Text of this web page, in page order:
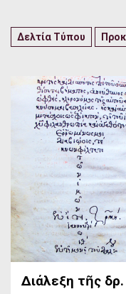
Δελτία Τύπου
Διάλεξη τῆς